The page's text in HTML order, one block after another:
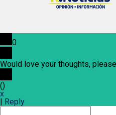
0
Would love your thoughts,
()
x
Reply